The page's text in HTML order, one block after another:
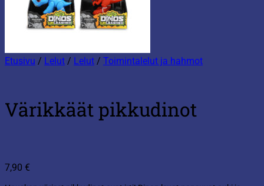
Etusivu / Lelut / Lelut / Toimintalelut ja hahmot
Värikkäät pikkudinot
7,90 €